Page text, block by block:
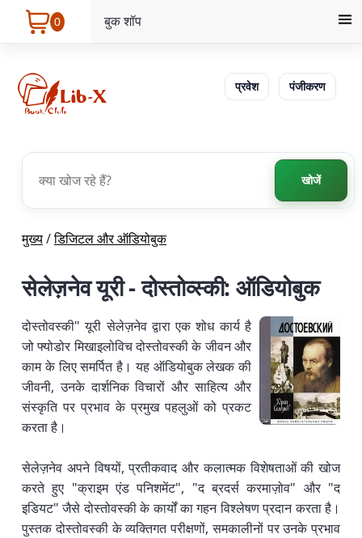
0 बुक शॉप
प्रवेश पंजीकरण
खोजें
मुख्य/डिजिटल और ऑडियोबुक
सेलेज़नेव यूरी - दोस्तोव्स्की: ऑडियोबुक
दोस्तोवस्की" यूरी सेलेज़नेव द्वारा एक शोध कार्य है
जो फ्योडोर मिखाइलोविच दोस्तोवस्की के जीवन और
काम के लिए समर्पित है। यह ऑडियोबुक लेखक की
जीवनी, उनके दार्शनिक विचारों और साहित्य और
संस्कृति पर प्रभाव के प्रमुख पहलुओं को प्रकट
करता है।
सेलेज़नेव अपने विषयों, प्रतीकवाद और कलात्मक विशेषताओं की खोज
करते हुए "क्राइम एंड पनिशमेंट", "द ब्रदर्स करमाज़ोव" और "द
इडियट" जैसे दोस्तोवस्की के कार्यों का गहन विश्लेषण प्रदान करता है।
पुस्तक दोस्तोवस्की के व्यक्तिगत परीक्षणों, समकालीनों पर उनके प्रभाव